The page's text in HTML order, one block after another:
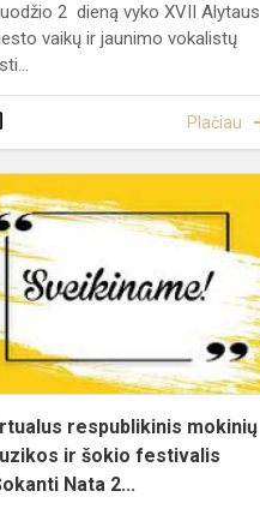
2 dieną vyko XVII Alytaus
vaikų ir jaunimo vokalistų
Plačiau
respublikinis mokinių
ir šokio festivalis
Nata 2...